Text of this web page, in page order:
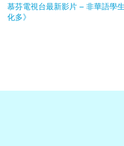
慕芬電視台最新影片 – 非華語學
化多》